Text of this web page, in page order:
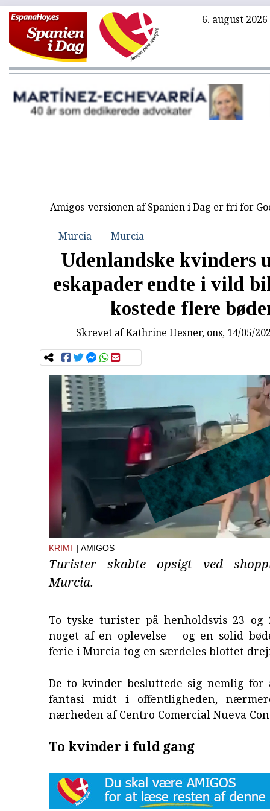
6. august 2026
Amigos-versionen af Spanien i Dag er fri for
Murcia Murcia
Udenlandske kvinders
eskapader endte i vild
kostede flere
Skrevet afKathrine Hesner, ons, 14/05/
KRIMI | AMIGOS
Turister skabte opsigt ved
Murcia.
To tyske turister på henholdsvis 23
noget af en oplevelse – og en solid
ferie i Murcia tog en særdeles blottet
De to kvinder besluttede sig nemlig for
fantasi midt i offentligheden,
nærheden af Centro Comercial Nueva
To kvinder i fuld gang